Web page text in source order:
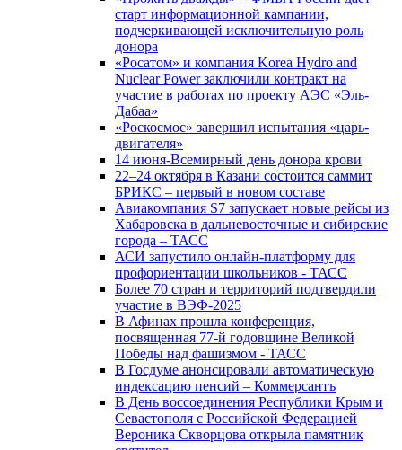
старт информационной кампании,
подчеркивающей исключительную роль
донора
«Росатом» и компания Korea Hydro and
Nuclear Power заключили контракт на
участие в работах по проекту АЭС «Эль-
Дабаа»
«Роскосмос» завершил испытания «царь-
двигателя»
14 июня-Всемирный день донора крови
22–24 октября в Казани состоится саммит
БРИКС – первый в новом составе
Авиакомпания S7 запускает новые рейсы из
Хабаровска в дальневосточные и сибирские
города – ТАСС
АСИ запустило онлайн-платформу для
профориентации школьников - ТАСС
Более 70 стран и территорий подтвердили
участие в ВЭФ-2025
В Афинах прошла конференция,
посвященная 77-й годовщине Великой
Победы над фашизмом - ТАСС
В Госдуме анонсировали автоматическую
индексацию пенсий – Коммерсантъ
В День воссоединения Республики Крым и
Севастополя с Российской Федерацией
Вероника Скворцова открыла памятник